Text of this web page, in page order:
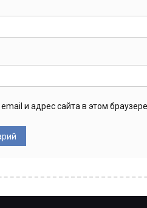
и адрес сайта в этом